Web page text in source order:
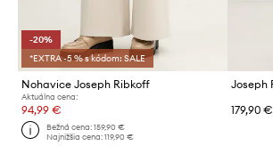
-20%
*EXTRA -5 % s kódom: SALE
Nohavice Joseph Ribkoff
Aktuálna cena:
94,99 €
Bežná cena:159,90 €
Najnižšia cena:119,90 €
179,90 €